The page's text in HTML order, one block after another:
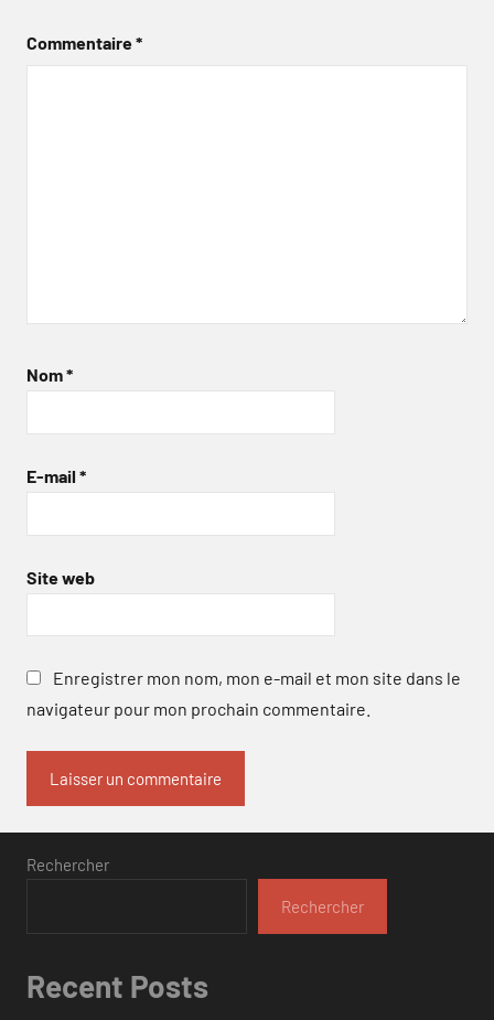
Commentaire*
Nom*
E-mail *
Site web
Enregistrer mon nom, mon e-mail et mon site dans le
navigateur pour mon prochain commentaire.
Rechercher
Rechercher
Recent Posts